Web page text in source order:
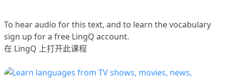
To hear audio for this text, and to learn the vocabulary
sign up for a free LingQ account.
在 LingQ 上打开此课程